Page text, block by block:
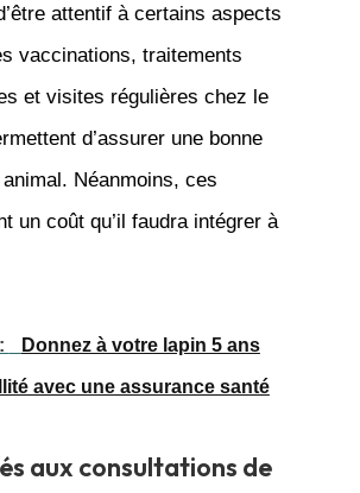
attentif à certains aspects
vaccinations, traitements
et visites régulières chez le
d’assurer une bonne
Néanmoins, ces
un coût qu’il faudra intégrer à
Donnez à votre lapin 5 ans
avec une assurance santé
aux consultations de